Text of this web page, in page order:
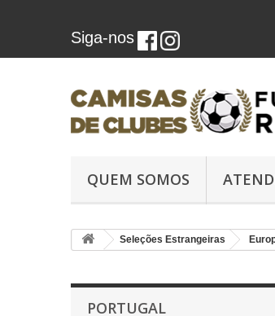
Siga-nos
QUEM SOMOS
Seleções Estrangeiras
PORTUGAL